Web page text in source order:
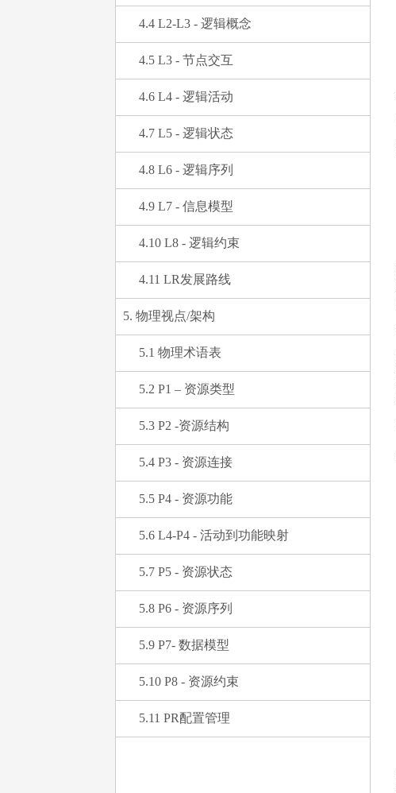
4.4 L2-L3 - 逻辑概念
4.5 L3 - 节点交互
4.6 L4 - 逻辑活动
4.7 L5 - 逻辑状态
4.8 L6 - 逻辑序列
4.9 L7 - 信息模型
4.10 L8 - 逻辑约束
4.11 LR发展路线
5. 物理视点/架构
5.1 物理术语表
5.2 P1 – 资源类型
5.3 P2 -资源结构
5.4 P3 - 资源连接
5.5 P4 - 资源功能
5.6 L4-P4 - 活动到功能映射
5.7 P5 - 资源状态
5.8 P6 - 资源序列
5.9 P7- 数据模型
5.10 P8 - 资源约束
5.11 PR配置管理